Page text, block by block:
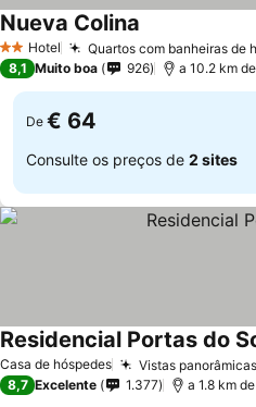
2 Estrelas
Hotel Quartos com banheiras de
Nueva Colina
8,1 Muito boa 926 a 10.2 km
De € 64
Consulte os preços de 2 sites
Casa de hóspedes Vistas
Residencial Portas do
8,7 Excelente 1.377 a 1.8 km